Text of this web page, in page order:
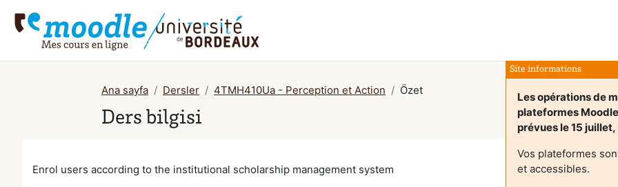
Site informations
Les opérations de
plateformes
prévues le 15
Vos plateformes
et accessibles.
Ana sayfa Dersler 4TMH410Ua - Perception et Action Özet
Ders bilgisi
Enrol users according to the institutional scholarship management system